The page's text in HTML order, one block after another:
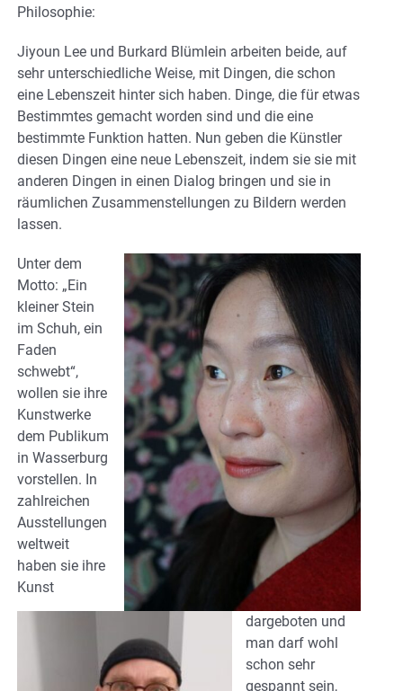
Philosophie:
Jiyoun Lee und Burkard Blümlein arbeiten beide, auf
sehr unterschiedliche Weise, mit Dingen, die schon
eine Lebenszeit hinter sich haben. Dinge, die für etwas
Bestimmtes gemacht worden sind und die eine
bestimmte Funktion hatten. Nun geben die Künstler
diesen Dingen eine neue Lebenszeit, indem sie sie mit
anderen Dingen in einen Dialog bringen und sie in
räumlichen Zusammenstellungen zu Bildern werden
lassen.
Unter dem
Motto: „Ein
kleiner Stein
im Schuh, ein
Faden
schwebt“,
wollen sie ihre
Kunstwerke
dem Publikum
in Wasserburg
vorstellen. In
zahlreichen
Ausstellungen
weltweit
haben sie ihre
Kunst
dargeboten und
man darf wohl
schon sehr
gespannt sein,